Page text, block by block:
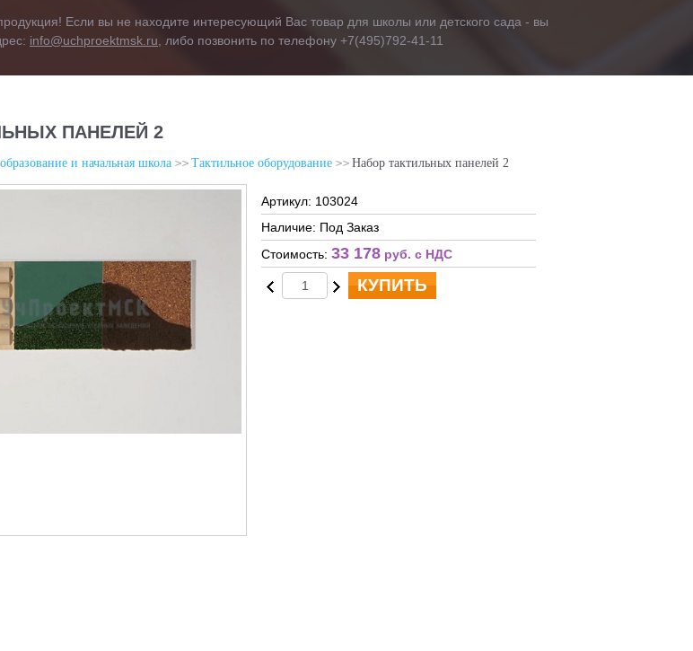
Если вы не находите интересующий Вас товар для школы или детского сада - вы
info@uchproektmsk.ru , либо позвонить по телефону +7(495)792-41-11
ПАНЕЛЕЙ 2
и начальная школа Тактильное оборудование Набор тактильных панелей 2
Артикул: 103024
Наличие: Под Заказ
Стоимость: 33 178 руб. c НДС
КУПИТЬ